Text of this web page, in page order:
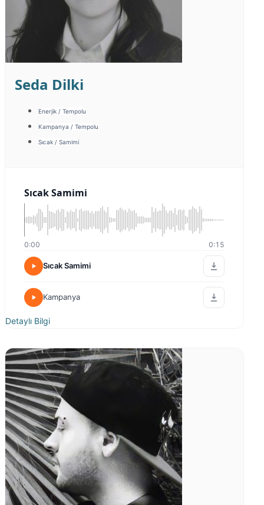
Seda Dilki
Enerjik / Tempolu
Kampanya / Tempolu
Sıcak / Samimi
Sıcak Samimi
0:00 0:15
Sıcak Samimi
Kampanya
Detaylı Bilgi